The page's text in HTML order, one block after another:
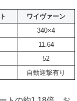
ワイヴァーン
340×4
11.64
52
自動迎撃有り